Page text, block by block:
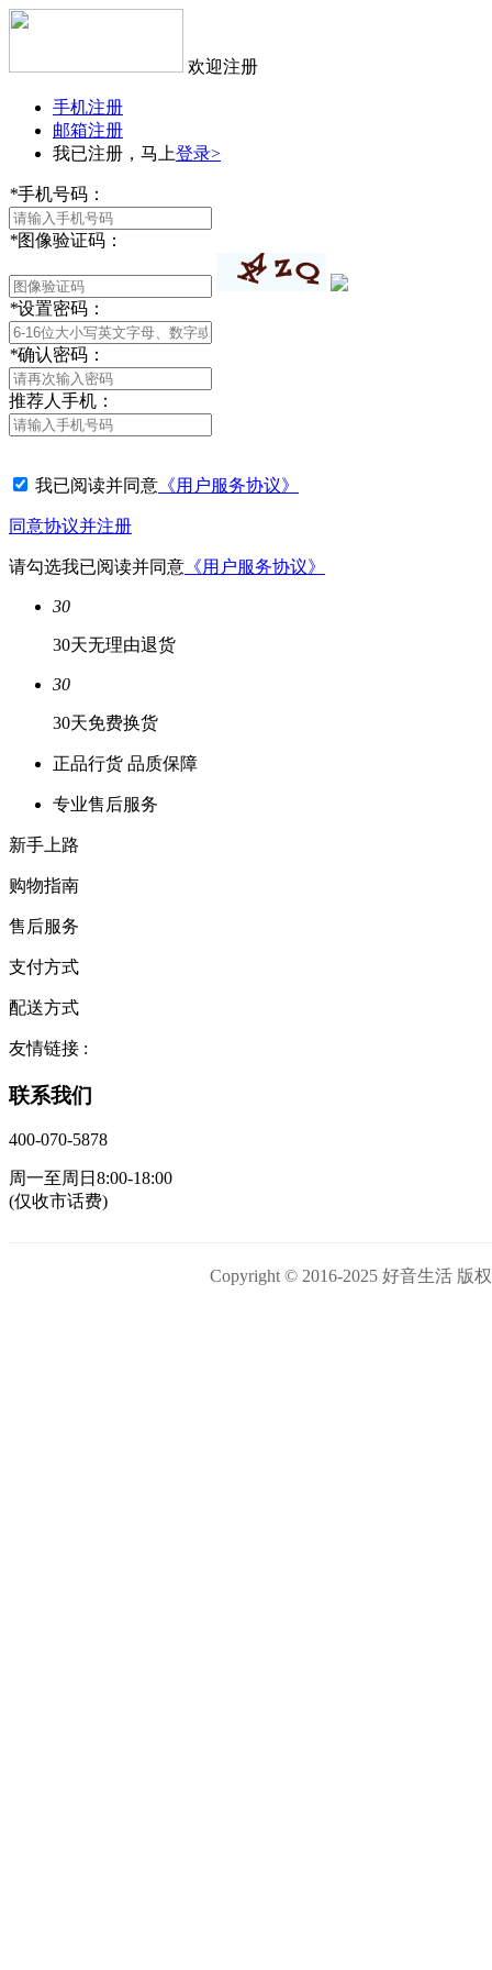
欢迎注册
手机注册
邮箱注册
我已注册，马上登录>
*手机号码：
*图像验证码：
*设置密码：
*确认密码：
推荐人手机：
我已阅读并同意 《用户服务协议》
同意协议并注册
请勾选我已阅读并同意 《用户服务协议》
30
30天无理由退货
30
30天免费换货
正品行货 品质保障
专业售后服务
新手上路
购物指南
售后服务
支付方式
配送方式
友情链接 :
联系我们
400-070-5878
周一至周日8:00-18:00
(仅收市话费)
Copyright © 2016-2025 好音生活 版